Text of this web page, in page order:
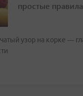
простые
узор на корке —